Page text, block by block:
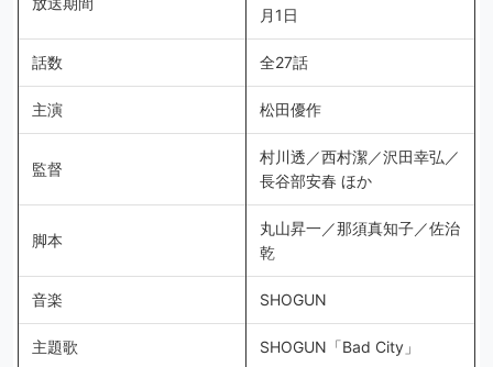
月1日
話数 全27話
主演 松田優作
監督
村川透／西村潔／沢田幸弘／
長谷部安春 ほか
脚本
丸山昇一／那須真知子／佐治
乾
音楽 SHOGUN
主題歌 SHOGUN「Bad City」